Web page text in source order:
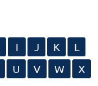
I J K
L
U V W
X